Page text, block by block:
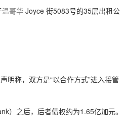
温哥华 Joyce 街5083号的35层出租公
明称，双方是“以合作方式”进入接管
）之后，后者债权约为1.65亿加元。